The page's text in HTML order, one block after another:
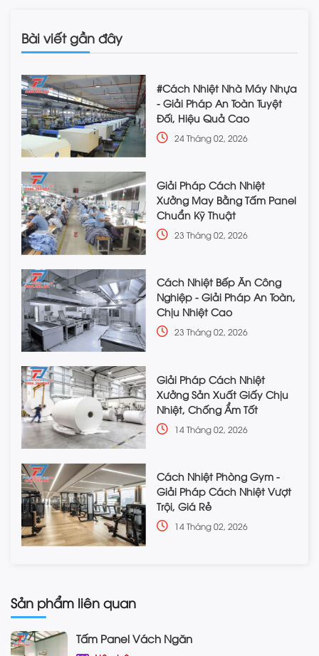
Bài viết gần đây
#Cách Nhiệt Nhà Máy Nhựa
- Giải Pháp An Toàn Tuyệt
Đối, Hiệu Quả Cao
24 Tháng 02, 2026
Giải Pháp Cách Nhiệt
Xưởng May Bằng Tấm Panel
Chuẩn Kỹ Thuật
23 Tháng 02, 2026
Cách Nhiệt Bếp Ăn Công
Nghiệp - Giải Pháp An Toàn,
Chịu Nhiệt Cao
23 Tháng 02, 2026
Giải Pháp Cách Nhiệt
Xưởng Sản Xuất Giấy Chịu
Nhiệt, Chống Ẩm Tốt
14 Tháng 02, 2026
Cách Nhiệt Phòng Gym -
Giải Pháp Cách Nhiệt Vượt
Trội, Giá Rẻ
14 Tháng 02, 2026
Sản phẩm liên quan
Tấm Panel Vách Ngăn